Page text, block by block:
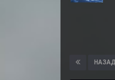
НАЗАД